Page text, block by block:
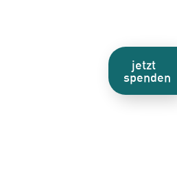
jetzt
spenden